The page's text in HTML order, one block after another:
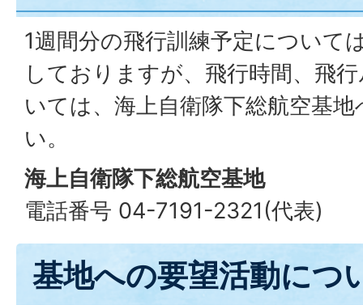
1週間分の飛行訓練予定について
しておりますが、飛行時間、飛
いては、海上自衛隊下総航空基
い。
海上自衛隊下総航空基地
電話番号 04-7191-2321(代表)
基地への要望活動につ